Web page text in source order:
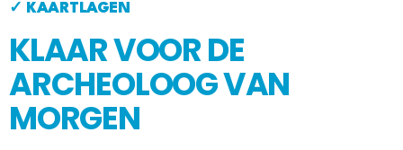
✓ KAARTLAGEN
KLAAR VOOR DE
ARCHEOLOOG VAN
MORGEN